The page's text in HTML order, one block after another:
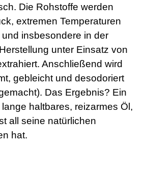
Die Rohstoffe werden
extremen Temperaturen
und insbesondere in der
unter Einsatz von
Anschließend wird
gebleicht und desodoriert
Das Ergebnis? Ein
haltbares, reizarmes Öl,
all seine natürlichen
hat.